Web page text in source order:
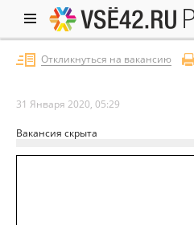
Откликнуться на вакансию
31 Января 2020, 05:29
Вакансия скрыта